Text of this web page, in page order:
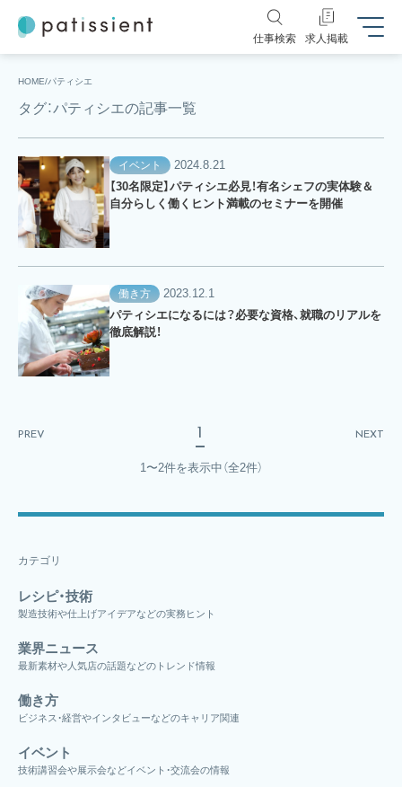
仕事検索 求人掲載
HOME パティシエ
タグ：パティシエの記事一覧
イベント
2024.8.21
【30名限定】パティシエ必見！有名シェフの実体験＆
自分らしく働くヒント満載のセミナーを開催
働き方
2023.12.1
パティシエになるには？必要な資格、就職のリアルを
徹底解説！
PREV 1 NEXT
1〜2件を表示中 （全2件）
カテゴリ
レシピ・技術
製造技術や仕上げアイデアなどの実務ヒント
業界ニュース
最新素材や人気店の話題などのトレンド情報
働き方
ビジネス・経営やインタビューなどのキャリア関連
イベント
技術講習会や展示会などイベント・交流会の情報